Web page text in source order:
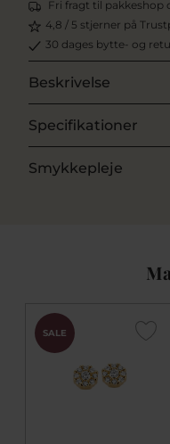
Fri fragt til pakkeshop
4,8 / 5 stjerner på
30 dages bytte- og
Beskrivelse
Specifikationer
Smykkepleje
SALE